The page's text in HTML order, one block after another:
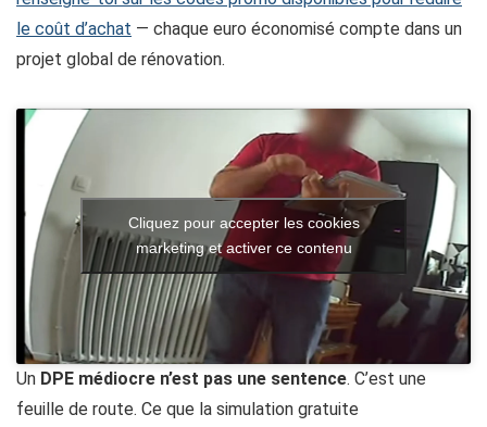
le coût d’achat — chaque euro économisé compte dans un
projet global de rénovation.
Cliquez pour accepter les cookies
marketing et activer ce contenu
Un DPE médiocre n’est pas une sentence. C’est une
feuille de route. Ce que la simulation gratuite